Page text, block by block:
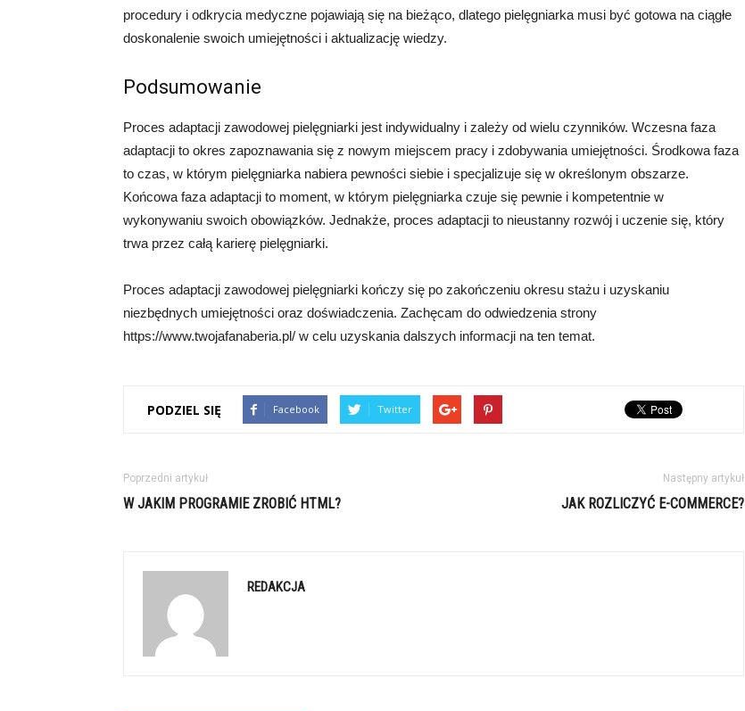
procedury i odkrycia medyczne pojawiają się na bieżąco, dlatego pielęgniarka musi być gotowa na ciągłe
doskonalenie swoich umiejętności i aktualizację wiedzy.
Podsumowanie
Proces adaptacji zawodowej pielęgniarki jest indywidualny i zależy od wielu czynników. Wczesna faza
adaptacji to okres zapoznawania się z nowym miejscem pracy i zdobywania umiejętności. Środkowa faza
to czas, w którym pielęgniarka nabiera pewności siebie i specjalizuje się w określonym obszarze.
Końcowa faza adaptacji to moment, w którym pielęgniarka czuje się pewnie i kompetentnie w
wykonywaniu swoich obowiązków. Jednakże, proces adaptacji to nieustanny rozwój i uczenie się, który
trwa przez całą karierę pielęgniarki.
Proces adaptacji zawodowej pielęgniarki kończy się po zakończeniu okresu stażu i uzyskaniu
niezbędnych umiejętności oraz doświadczenia. Zachęcam do odwiedzenia strony
https://www.twojafanaberia.pl/ w celu uzyskania dalszych informacji na ten temat.
PODZIEL SIĘ Facebook Twitter
Poprzedni artykuł
W JAKIM PROGRAMIE ZROBIĆ HTML?
Następny artykuł
JAK ROZLICZYĆ E-COMMERCE?
REDAKCJA